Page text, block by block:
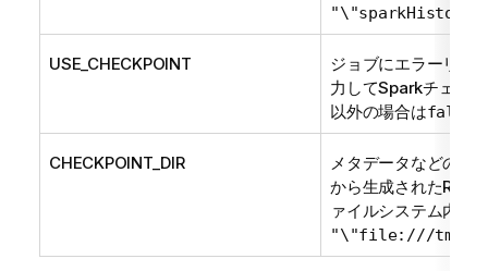
USE_CHECKPOINT
ジョブにエラーリカ
力してSparkチェッ
以外の場合はfalse
CHECKPOINT_DIR
メタデータなどの計
から生成されたRDD
ァイルシステム内の
"\"file:///tmp/